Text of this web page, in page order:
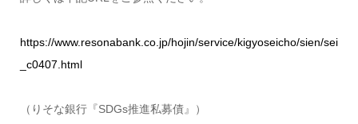
https://www.resonabank.co.jp/hojin/service/kigyoseicho/sien/sei
_c0407.html
（りそな銀行『SDGs推進私募債』）